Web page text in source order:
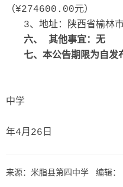
（¥274600.00元）
3、地址：陕西省榆林市
六、 其他事宜： 无
七、本公告期限为自发
米脂
中学
年4月26日
来源：米脂县第四中学 编辑：